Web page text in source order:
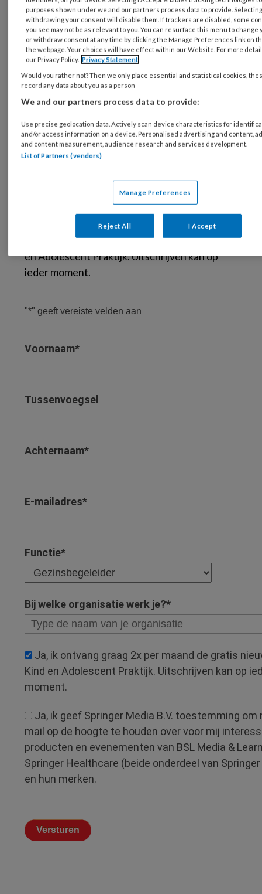
bespreekbaar te maken
Waarom schematherapie veelbelovend
is voor jongeren met ASS en bedreigde
persoonlijkheidsontwikkeling
Hoe de interventie STerK wordt ingezet
Praktijkvoorbeelden, casuïstiek en direct
toepasbare inzichten voor de
behandelpraktijk
Vul het formulier in en ontvang de whitepaper
direct. Bij het downloaden van de whitepaper
meld je je ook aan voor de nieuwsbrief van Kind
en Adolescent Praktijk. Uitschrijven kan op
ieder moment.
purposes shown under we and our partners process data to provide.
withdrawing your consent will disable them. If trackers are disabled, some
you see may not be as relevant to you. You can resurface this menu to change
or withdraw consent at any time by clicking the Manage Preferences link on
the webpage. Your choices will have effect within our Website. For more
our Privacy Policy. Privacy Statement
Would you rather not? Then we only place essential and statistical cookies,
record any data about you as a person
We and our partners process data to provide:
Use precise geolocation data. Actively scan device characteristics for
and/or access information on a device. Personalised advertising and content,
and content measurement, audience research and services development.
List of Partners (vendors)
Manage Preferences
Reject All I Accept